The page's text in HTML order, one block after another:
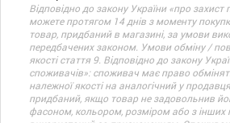
Відповідно до закону України «про
можете протягом 14 днів з моменту
товар, придбаний в магазині, за умови
передбачених законом. Умови обміну /
якості стаття 9. Відповідно до закону
споживачів»: споживач має право
належної якості на аналогічний у
придбаний, якщо товар не задовольнив
фасоном, кольором, розміром або з